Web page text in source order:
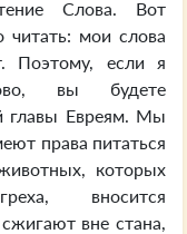
Слова. Вот
читать: мои слова
Поэтому, если я
вы будете
главы Евреям. Мы
права питаться
которых
вносится
вне стана,